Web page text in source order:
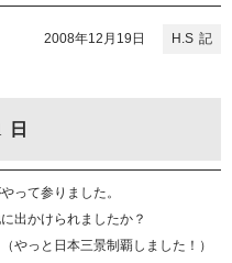
H.S
2008年12月19日
って参りました。
出かけられましたか？
やっと日本三景制覇しました！）